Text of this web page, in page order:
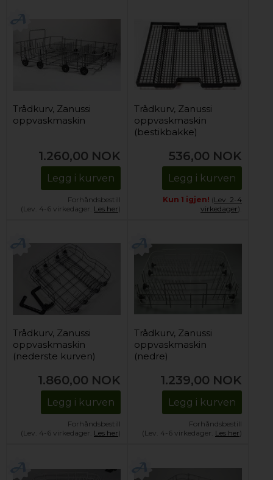
Trådkurv, Zanussi
oppvaskmaskin
1.260,00 NOK
Legg i kurven
Forhåndsbestill
(Lev. 4-6 virkedager. Les her)
Trådkurv, Zanussi
oppvaskmaskin
(bestikbakke)
536,00 NOK
Legg i kurven
Kun 1 igjen! (Lev. 2-4
virkedager).
Trådkurv, Zanussi
oppvaskmaskin
(nederste kurven)
1.860,00 NOK
Legg i kurven
Forhåndsbestill
(Lev. 4-6 virkedager. Les her)
Trådkurv, Zanussi
oppvaskmaskin
(nedre)
1.239,00 NOK
Legg i kurven
Forhåndsbestill
(Lev. 4-6 virkedager. Les her)